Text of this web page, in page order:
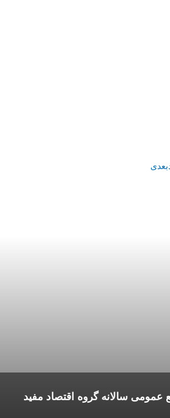
بعدی
عمومی سالانه گروه اقتصاد مفید